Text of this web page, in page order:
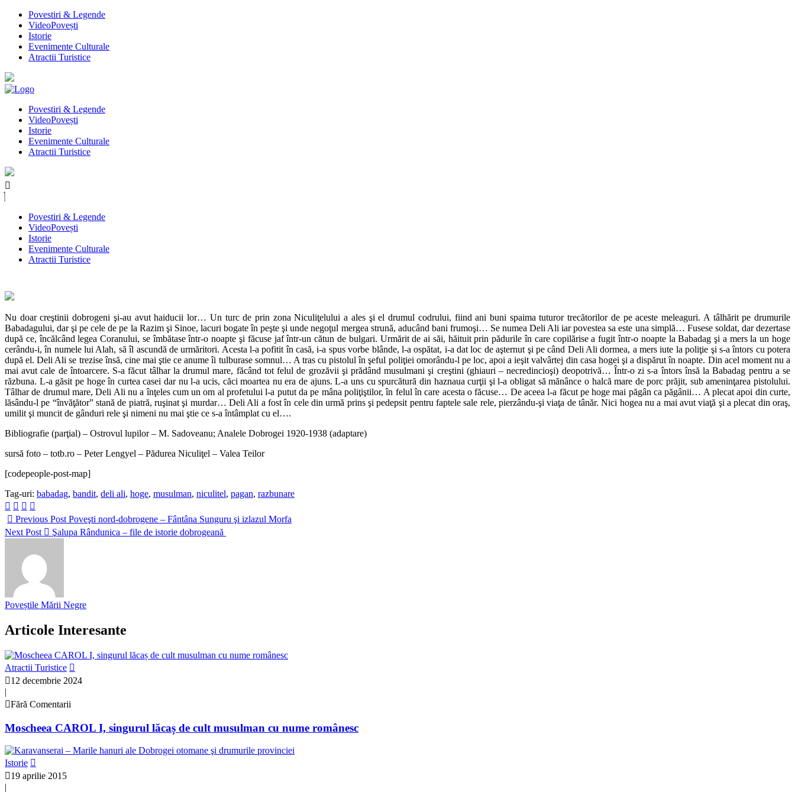
Povestiri & Legende
VideoPovești
Istorie
Evenimente Culturale
Atractii Turistice
Povestiri & Legende
VideoPovești
Istorie
Evenimente Culturale
Atractii Turistice
Povestiri & Legende
VideoPovești
Istorie
Evenimente Culturale
Atractii Turistice
Nu doar creştinii dobrogeni şi-au avut haiducii lor… Un turc de prin zona Niculiţelului a ales şi el drumul codrului, fiind ani buni spaima tuturor trecătorilor de pe aceste meleaguri. A tâlhărit pe drumurile
Babadagului, dar şi pe cele de pe la Razim şi Sinoe, lacuri bogate în peşte şi unde negoţul mergea strună, aducând bani frumoşi… Se numea Deli Ali iar povestea sa este una simplă… Fusese soldat, dar dezertase
după ce, încălcând legea Coranului, se îmbătase într-o noapte şi făcuse jaf într-un cătun de bulgari. Urmărit de ai săi, hăituit prin pădurile în care copilărise a fugit într-o noapte la Babadag şi a mers la un hoge
cerându-i, în numele lui Alah, să îl ascundă de urmăritori. Acesta l-a pofitit în casă, i-a spus vorbe blânde, l-a ospătat, i-a dat loc de aşternut şi pe când Deli Ali dormea, a mers iute la poliţie şi s-a întors cu potera
după el. Deli Ali se trezise însă, cine mai ştie ce anume îi tulburase somnul… A tras cu pistolul în şeful poliţiei omorându-l pe loc, apoi a ieşit valvârtej din casa hogei şi a dispărut în noapte. Din acel moment nu a
mai avut cale de întoarcere. S-a făcut tâlhar la drumul mare, făcând tot felul de grozăvii şi prădând musulmani şi creştini (ghiauri – necredincioşi) deopotrivă… Într-o zi s-a întors însă la Babadag pentru a se
răzbuna. L-a găsit pe hoge în curtea casei dar nu l-a ucis, căci moartea nu era de ajuns. L-a uns cu spurcătură din haznaua curţii şi l-a obligat să mănânce o halcă mare de porc prăjit, sub ameninţarea pistolului.
Tâlhar de drumul mare, Deli Ali nu a înţeles cum un om al profetului l-a putut da pe mâna poliţiştilor, în felul în care acesta o făcuse… De aceea l-a făcut pe hoge mai păgân ca păgânii… A plecat apoi din curte,
lăsându-l pe “învăţător” stană de piatră, ruşinat şi murdar… Deli Ali a fost în cele din urmă prins şi pedepsit pentru faptele sale rele, pierzându-şi viaţa de tânăr. Nici hogea nu a mai avut viaţă şi a plecat din oraş,
umilit şi muncit de gânduri rele şi nimeni nu mai ştie ce s-a întâmplat cu el….
Bibliografie (parţial) – Ostrovul lupilor – M. Sadoveanu; Analele Dobrogei 1920-1938 (adaptare)
sursă foto – totb.ro – Peter Lengyel – Pădurea Niculiţel – Valea Teilor
[codepeople-post-map]
Tag-uri: babadag, bandit, deli ali, hoge, musulman, niculitel, pagan, razbunare
Previous Post Poveşti nord-dobrogene – Fântâna Sunguru şi izlazul Morfa
Next Post
Şalupa Rândunica – file de istorie dobrogeană
Poveștile Mării Negre
Articole Interesante
Atractii Turistice
12 decembrie 2024
|
Fără Comentarii
Moscheea CAROL I, singurul lăcaș de cult musulman cu nume românesc
Istorie
19 aprilie 2015
|